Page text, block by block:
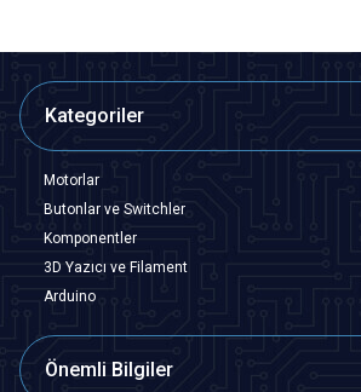
Kategoriler
Motorlar
Butonlar ve Switchler
Komponentler
3D Yazıcı ve Filament
Arduino
Önemli Bilgiler